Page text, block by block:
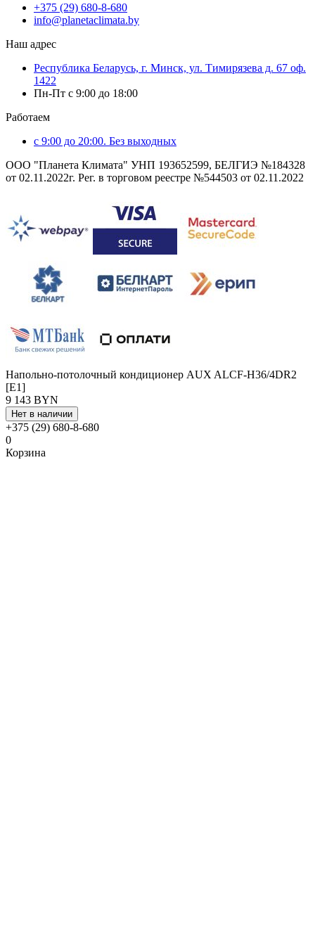
+375 (29) 680-8-680
info@planetaclimata.by
Наш адрес
Республика Беларусь, г. Минск, ул. Тимирязева д. 67 оф.
1422
Пн-Пт с 9:00 до 18:00
Работаем
с 9:00 до 20:00. Без выходных
ООО "Планета Климата" УНП 193652599, БЕЛГИЭ №184328
от 02.11.2022г. Рег. в торговом реестре №544503 от 02.11.2022
Напольно-потолочный кондиционер AUX ALCF-H36/4DR2
[E1]
9 143 BYN
Нет в наличии
+375 (29) 680-8-680
0
Корзина